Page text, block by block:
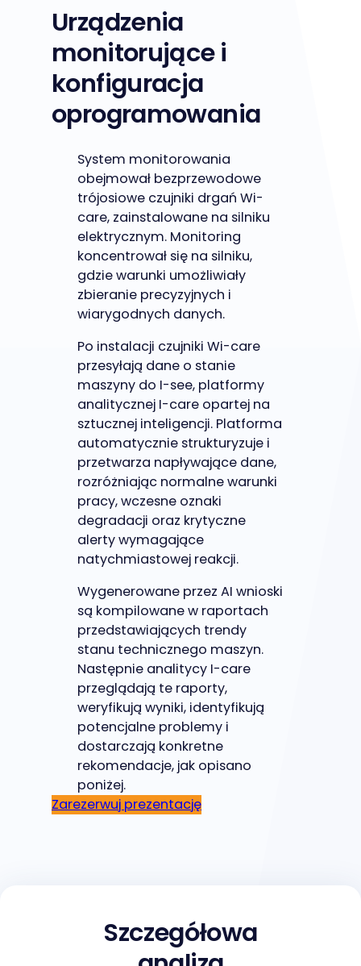
Urządzenia
monitorujące i
konfiguracja
oprogramowania
System monitorowania
obejmował bezprzewodowe
trójosiowe czujniki drgań Wi-
care, zainstalowane na silniku
elektrycznym. Monitoring
koncentrował się na silniku,
gdzie warunki umożliwiały
zbieranie precyzyjnych i
wiarygodnych danych.
Po instalacji czujniki Wi-care
przesyłają dane o stanie
maszyny do I-see, platformy
analitycznej I-care opartej na
sztucznej inteligencji. Platforma
automatycznie strukturyzuje i
przetwarza napływające dane,
rozróżniając normalne warunki
pracy, wczesne oznaki
degradacji oraz krytyczne
alerty wymagające
natychmiastowej reakcji.
Wygenerowane przez AI wnioski
są kompilowane w raportach
przedstawiających trendy
stanu technicznego maszyn.
Następnie analitycy I-care
przeglądają te raporty,
weryfikują wyniki, identyfikują
potencjalne problemy i
dostarczają konkretne
rekomendacje, jak opisano
poniżej.
Zarezerwuj prezentację
Szczegółowa